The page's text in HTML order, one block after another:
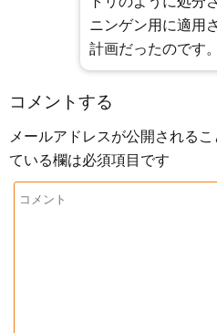
ニンゲン用に適用
計画だったのです。
コメントする
メールアドレスが公開されるこ
ている欄は必須項目です